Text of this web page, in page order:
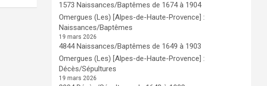
1573 Naissances/Baptêmes de 1674 à 1904
Omergues (Les) [Alpes-de-Haute-Provence] :
Naissances/Baptêmes
19 mars 2026
4844 Naissances/Baptêmes de 1649 à 1903
Omergues (Les) [Alpes-de-Haute-Provence] :
Décès/Sépultures
19 mars 2026